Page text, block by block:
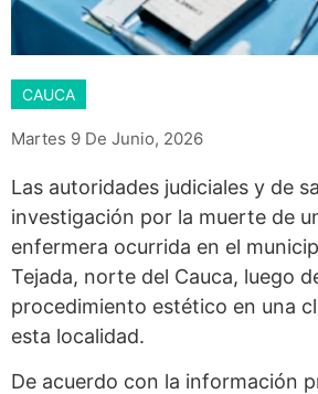
CAUCA
Martes 9 De Junio, 2026
Las autoridades judiciales y de
investigación por la muerte de
enfermera ocurrida en el
Tejada, norte del Cauca, luego
procedimiento estético en una
esta localidad.
De acuerdo con la información